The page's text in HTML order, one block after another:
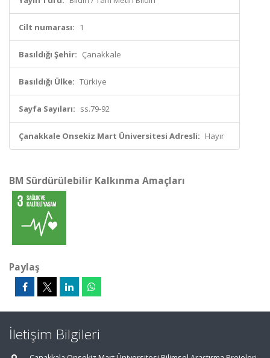
Cilt numarası: 1
Basıldığı Şehir: Çanakkale
Basıldığı Ülke: Türkiye
Sayfa Sayıları: ss.79-92
Çanakkale Onsekiz Mart Üniversitesi Adresli: Hayır
BM Sürdürülebilir Kalkınma Amaçları
Paylaş
İletişim Bilgileri